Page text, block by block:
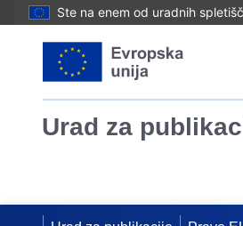
Ste na enem od uradnih
Urad za